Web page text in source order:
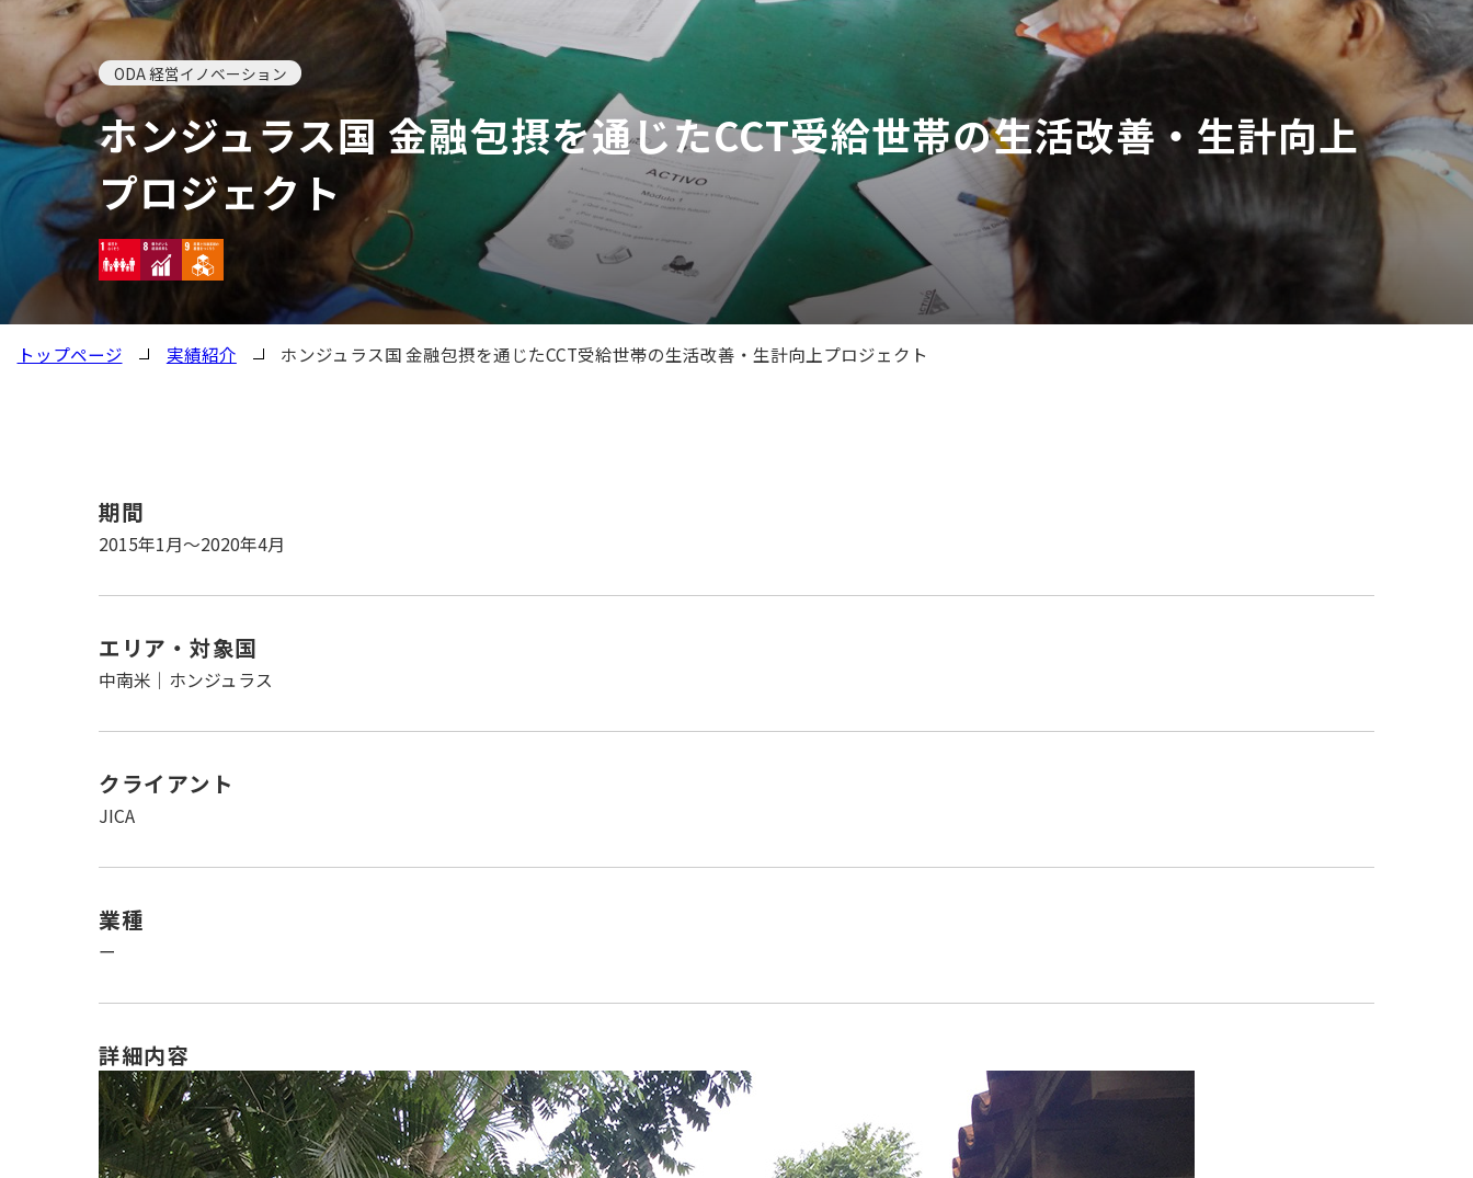
ODA 経営イノベーション
ホンジュラス国 金融包摂を通じたCCT受給世帯の生活改善・生計向上
プロジェクト
トップページ 実績紹介 ホンジュラス国 金融包摂を通じたCCT受給世帯の生活改善・生計向上プロジェクト
期間
2015年1月〜2020年4月
エリア・対象国
中南米｜ホンジュラス
クライアント
JICA
業種
ー
詳細内容